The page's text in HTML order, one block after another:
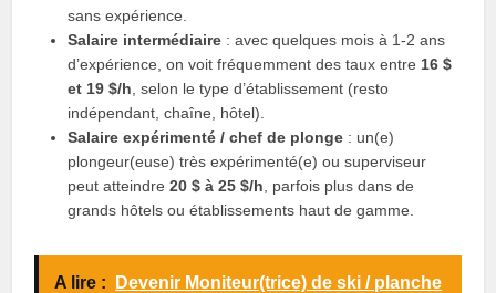
sans expérience.
Salaire intermédiaire : avec quelques mois à 1-2 ans
d’expérience, on voit fréquemment des taux entre 16 $
et 19 $/h , selon le type d’établissement (resto
indépendant, chaîne, hôtel).
Salaire expérimenté / chef de plonge : un(e)
plongeur(euse) très expérimenté(e) ou superviseur
peut atteindre20 $ à 25 $/h , parfois plus dans de
grands hôtels ou établissements haut de gamme.
A lire :
Devenir Moniteur(trice) de ski / planche